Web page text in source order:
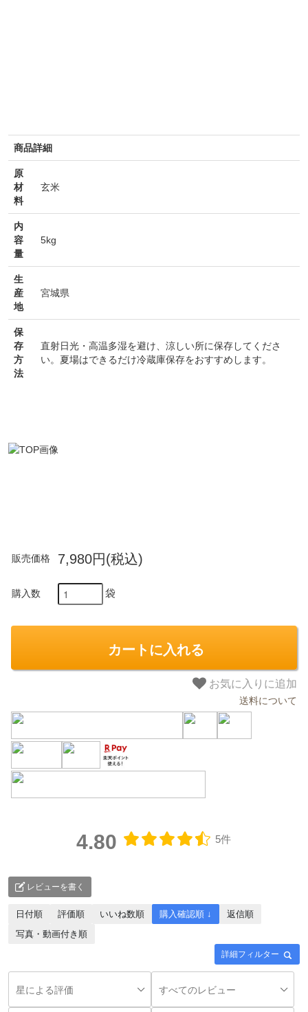
商品詳細
原
材
料
玄米
内
容
量
5kg
生
産
地
宮城県
保
存
方
法
直射日光・高温多湿を避け、涼しい所に保存してくださ
い。夏場はできるだけ冷蔵庫保存をおすすめします。
販売価格 7,980円(税込)
購入数 袋
カートに入れる
お気に入りに追加
送料について
4.80 5件
レビューを書く
詳細フィルター
日付順 評価順 いいね数順 購入確認順 ↓
返信順
写真・動画付き順